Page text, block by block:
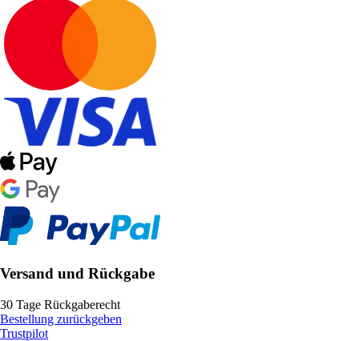
Versand und Rückgabe
30 Tage Rückgaberecht
Bestellung zurückgeben
Trustpilot